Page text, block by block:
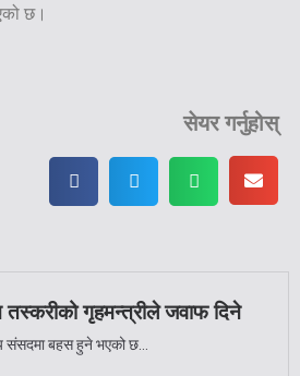
छ।
सेयर गर्नुहोस्
गृहमन्त्रीले जवाफ दिने
संसदमा बहस हुने भएको छ...